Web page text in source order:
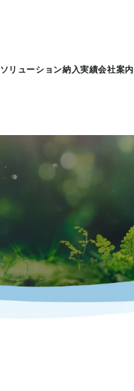
ソリューション納入実績会社案内